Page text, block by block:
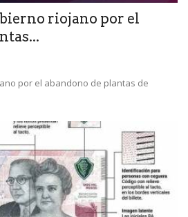
riojano por el
por el abandono de plantas de